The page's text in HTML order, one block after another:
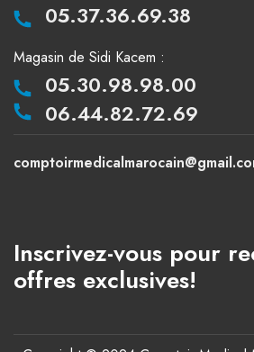
05.37.36.69.38
Magasin de Sidi Kacem :
05.30.98.98.00
06.44.82.72.69
Inscrivez-vous pour
offres exclusives!